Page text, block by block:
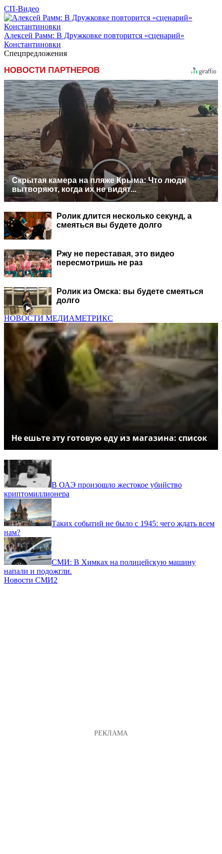
СП-Видео
Алексей Рамм: В Дружковке повторится «сценарий»
Константиновки
Спецпредложения
НОВОСТИ ПАРТНЕРОВ
Скрытая камера на пляже Крыма: Что люди
вытворяют, когда их не видят...
Ролик длится несколько секунд, а
смеяться вы будете долго
Ржу не переставая, это видео
пересмотришь не раз
Ролик из Омска: вы будете смеяться
долго
НОВОСТИ МЕДИАМЕТРИКС
Не ешьте эту готовую еду из магазина: список
В ОАЭ произошло жестокое убийство
криптомиллионера
Таких событий не было с 1945: чего ждать всем
нам?
СМИ: В Химках на полицейскую машину
напали и подожгли.
Новости СМИ2